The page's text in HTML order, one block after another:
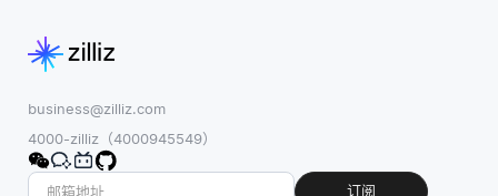
business@zilliz.com
4000-zilliz（4000945549）
订阅